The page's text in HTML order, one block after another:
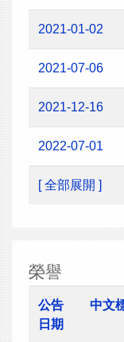
2021-01-02
2021-07-06
2021-12-16
2022-07-01
[ 全部展開 ]
榮譽
公告
日期
中文